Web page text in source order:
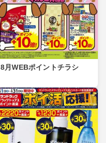
8月WEBポイントチラシ